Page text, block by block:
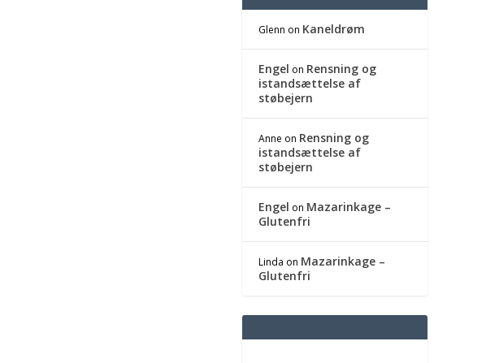
Glenn on Kaneldrøm
Engel on Rensning og
istandsættelse af
støbejern
Anne on Rensning og
istandsættelse af
støbejern
Engel on Mazarinkage –
Glutenfri
Linda on Mazarinkage –
Glutenfri